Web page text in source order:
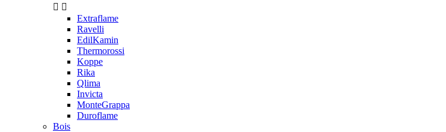
 
Extraflame
Ravelli
EdilKamin
Thermorossi
Koppe
Rika
Qlima
Invicta
MonteGrappa
Duroflame
Bois